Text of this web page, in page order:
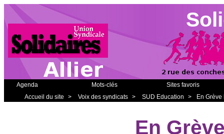
Agenda Mots-clés
Sites favoris
Accueil du site
> Voix des syndicats > SUD Education > En
En